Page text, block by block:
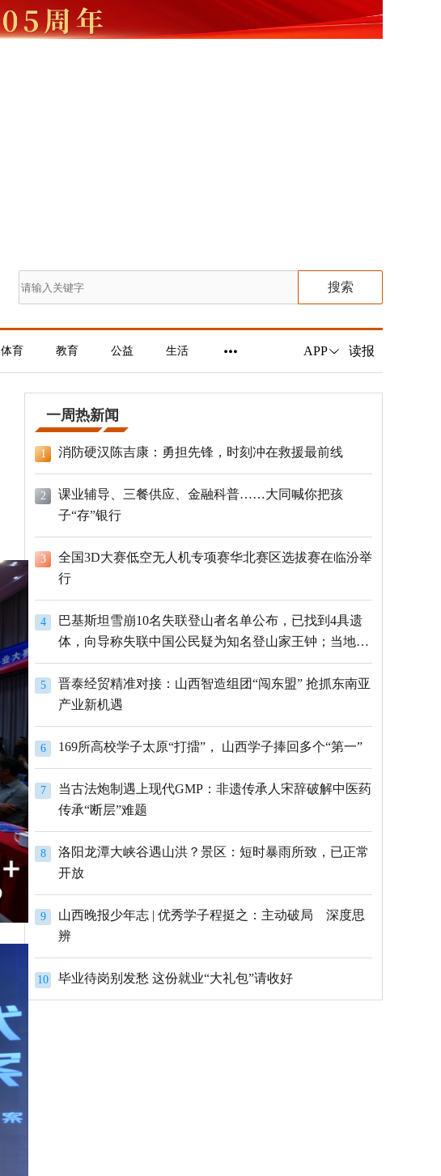
搜索
体育 教育 公益 生活 APP 读报
一周热新闻
1 消防硬汉陈吉康：勇担先锋，时刻冲在救援最前线
2
课业辅导、三餐供应、金融科普……大同喊你把孩
子“存”银行
3
全国3D大赛低空无人机专项赛华北赛区选拔赛在临汾举
行
4
巴基斯坦雪崩10名失联登山者名单公布，已找到4具遗
体，向导称失联中国公民疑为知名登山家王钟；当地官
员：已定位到3个追踪器
5
晋泰经贸精准对接：山西智造组团“闯东盟” 抢抓东南亚
产业新机遇
6 169所高校学子太原“打擂”， 山西学子捧回多个“第一”
7
当古法炮制遇上现代GMP：非遗传承人宋辞破解中医药
传承“断层”难题
8
洛阳龙潭大峡谷遇山洪？景区：短时暴雨所致，已正常
开放
9
山西晚报少年志 | 优秀学子程挺之：主动破局 深度思
辨
10 毕业待岗别发愁 这份就业“大礼包”请收好